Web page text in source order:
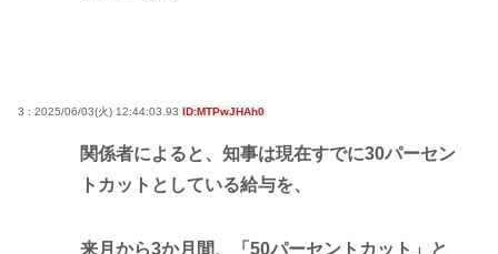
3 : 2025/06/03(火) 12:44:03.93 ID:MTPwJHAh0
関係者によると、知事は現在すでに30パーセン
トカットとしている給与を、
来月から3か月間、「50パーセントカット」と